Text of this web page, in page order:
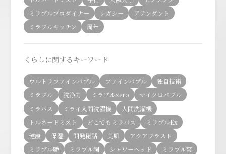
ミラブルプロダイナー
レガシー
アテンダント
ミラブルキッチン
周年
くらしに関するキーワード
ウルトラファインバブル ファインバブル
独自技術
ミラブル
洗浄力 ミラブルzero
マイクロバブル
ミラバス
ミライ人間洗濯機
人間洗濯機
トルネードミスト
どこでもミラバス
ミラブルEx
健康
保湿 開発秘話 美肌
アクアブラスト
ミラブル艶
ミラブル潤 シャワーヘッド
ミラブル爽